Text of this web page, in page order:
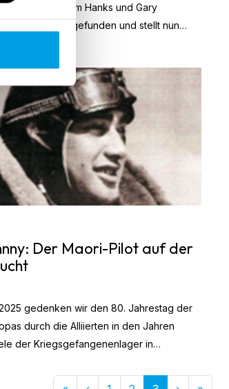
Spielberg, Tom Hanks und Gary
zueinandergefunden und stellt nun
"Masters of the Air" vor. Die Show wird
Der Maori-Pilot auf der
gedenken wir den 80. Jahrestag der
durch die Alliierten in den Jahren
der Kriegsgefangenenlager in
8000 Neuseeländer wurden während